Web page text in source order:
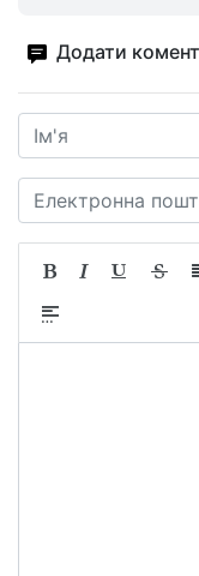
Додати